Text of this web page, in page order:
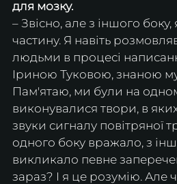
для мозку.
– Звісно, але з іншого
частину. Я навіть
людьми в процесі
Іриною Туковою, знаною
Пам'ятаю, ми були на
виконувалися твори, в
звуки сигналу повітряної
одного боку вражало, з
викликало певне
зараз? І я це розумію. Але